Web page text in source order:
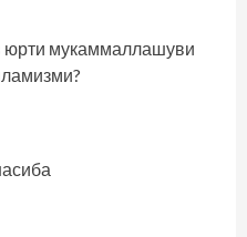
юрти мукаммаллашуви